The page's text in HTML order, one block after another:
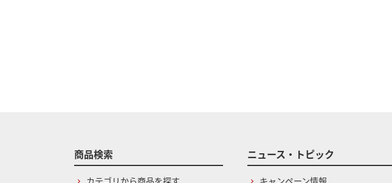
商品検索
カテゴリから商品を探す
ニュース・トピック
キャンペーン情報